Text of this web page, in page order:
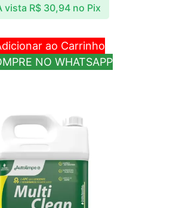
vista R$ 30,94 no Pix
ao Carrinho
NO WHATSAPP